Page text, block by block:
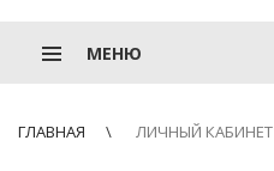
МЕНЮ
ГЛАВНАЯ ЛИЧНЫЙ КАБИНЕТ